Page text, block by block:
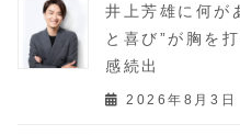
井上芳雄に何が
と喜び”が胸を
感続出
2026年8月3日